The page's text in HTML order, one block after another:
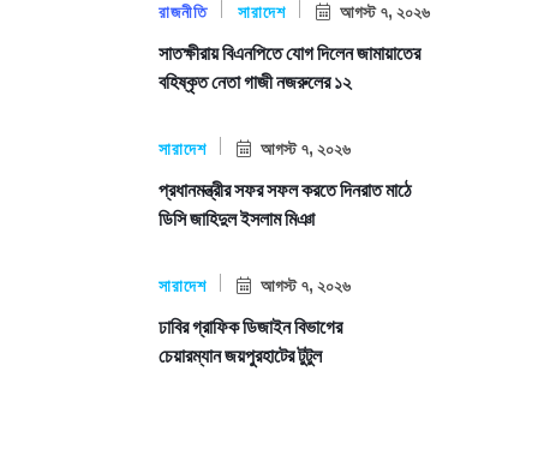
রাজনীতি সারাদেশ আগস্ট ৭, ২০২৬
সাতক্ষীরায় বিএনপিতে যোগ দিলেন জামায়াতের
বহিষ্কৃত নেতা গাজী নজরুলের ১২
সারাদেশ আগস্ট ৭, ২০২৬
প্রধানমন্ত্রীর সফর সফল করতে দিনরাত মাঠে
ডিসি জাহিদুল ইসলাম মিঞা
সারাদেশ আগস্ট ৭, ২০২৬
ঢাবির গ্রাফিক ডিজাইন বিভাগের
চেয়ারম্যান জয়পুরহাটের টুটুল